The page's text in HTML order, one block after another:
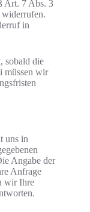
Art. 7 Abs. 3
in
sobald die
müssen wir
uns in
Angabe der
Anfrage
wir Ihre